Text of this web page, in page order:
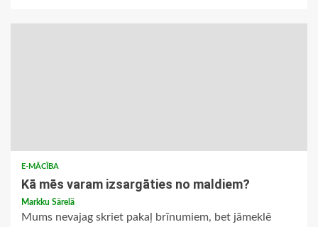
E-MĀCĪBA
Kā mēs varam izsargāties no maldiem?
Markku Särelä
Mums nevajag skriet pakaļ brīnumiem, bet jāmeklē